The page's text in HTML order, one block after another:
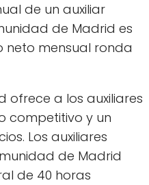
de un auxiliar
de Madrid es
neto mensual ronda
ofrece a los auxiliares
competitivo y un
Los auxiliares
de Madrid
de 40 horas